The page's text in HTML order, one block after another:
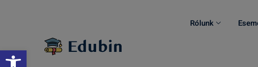
Eszköztár megnyitása
Rólunk